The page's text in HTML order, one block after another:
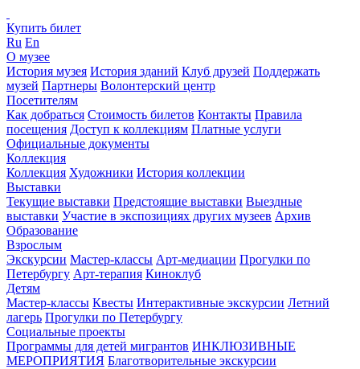
Купить билет
Ru En
О музее
История музея История зданий Клуб друзей Поддержать
музей Партнеры Волонтерский центр
Посетителям
Как добраться Стоимость билетов Контакты Правила
посещения Доступ к коллекциям Платные услуги
Официальные документы
Коллекция
Коллекция Художники История коллекции
Выставки
Текущие выставки Предстоящие выставки Выездные
выставки Участие в экспозициях других музеев Архив
Образование
Взрослым
Экскурсии Мастер-классы Арт-медиации Прогулки по
Петербургу Арт-терапия Киноклуб
Детям
Мастер-классы Квесты Интерактивные экскурсии Летний
лагерь Прогулки по Петербургу
Социальные проекты
Программы для детей мигрантов ИНКЛЮЗИВНЫЕ
МЕРОПРИЯТИЯ Благотворительные экскурсии